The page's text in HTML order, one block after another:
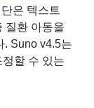
은 텍스트
질환 아동을
. Suno v4.5는
할 수 있는